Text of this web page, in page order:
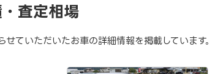
査定相場
ていただいたお車の詳細情報を掲載しています。